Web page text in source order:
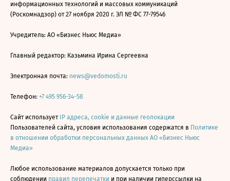
информационных технологий и массовых коммуникаций
(Роскомнадзор) от 27 ноября 2020 г. ЭЛ № ФС 77-79546
Учредитель: АО «Бизнес Ньюс Медиа»
Главный редактор: Казьмина Ирина Сергеевна
Электронная почта: news@vedomosti.ru
Телефон: +7 495 956-34-58
Сайт использует IP адреса, cookie и данные геолокации
Пользователей сайта, условия использования содержатся в Политике
в отношении обработки персональных данных АО «Бизнес Ньюс
Медиа»
Любое использование материалов допускается только при
соблюдении правил перепечатки и при наличии гиперссылки на